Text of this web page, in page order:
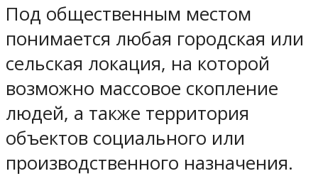
Под общественным местом
понимается любая городская или
сельская локация, на которой
возможно массовое скопление
людей, а также территория
объектов социального или
производственного назначения.